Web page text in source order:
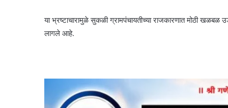
या भ्रष्टाचारामुळे सुकळी ग्रामपंचायतीच्या राजकारणात मोठी
लागले आहे.